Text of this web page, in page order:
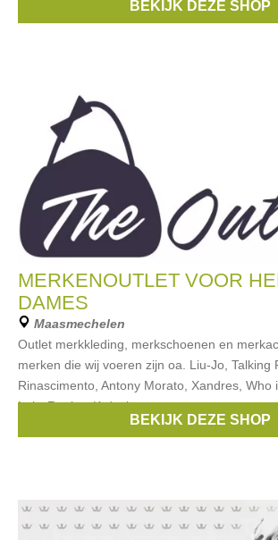
BEKIJK DEZE SHOP
MERKENOUTLET VOOR
DAMES
Maasmechelen
Outlet merkkleding, merkschoenen en
merken die wij voeren zijn oa. Liu-Jo, Talking
Rinascimento, Antony Morato, Xandres, Who
Italy, Replay, K-design,
,Liu Jo,Scapa,Gant,
BEKIJK DEZE SHOP